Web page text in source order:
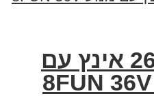
גלגל אחורי 26 אינץ עם